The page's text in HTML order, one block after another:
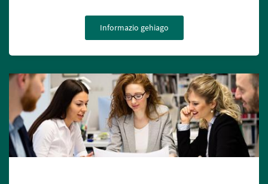
Informazio gehiago